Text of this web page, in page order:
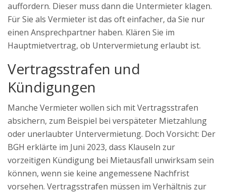
auffordern. Dieser muss dann die Untermieter klagen.
Für Sie als Vermieter ist das oft einfacher, da Sie nur
einen Ansprechpartner haben. Klären Sie im
Hauptmietvertrag, ob Untervermietung erlaubt ist.
Vertragsstrafen und
Kündigungen
Manche Vermieter wollen sich mit Vertragsstrafen
absichern, zum Beispiel bei verspäteter Mietzahlung
oder unerlaubter Untervermietung. Doch Vorsicht: Der
BGH erklärte im Juni 2023, dass Klauseln zur
vorzeitigen Kündigung bei Mietausfall unwirksam sein
können, wenn sie keine angemessene Nachfrist
vorsehen. Vertragsstrafen müssen im Verhältnis zur